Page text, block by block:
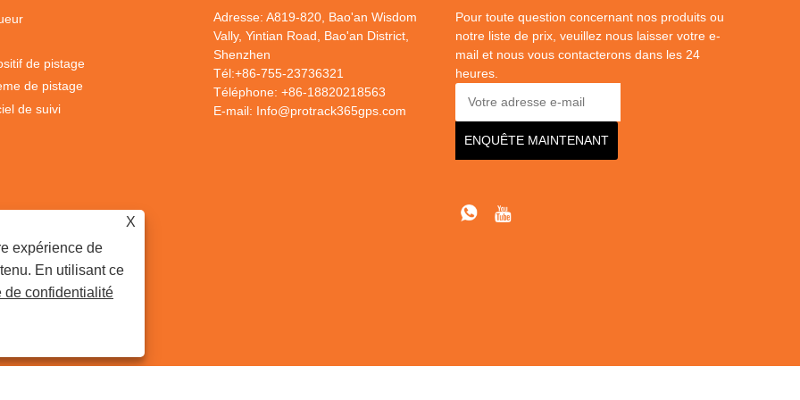
de pistage
de pistage
de suivi
Adresse: A819-820, Bao'an Wisdom
Vally, Yintian Road, Bao'an District,
Shenzhen
Tél:+86-755-23736321
Téléphone: +86-18820218563
E-mail: Info@protrack365gps.com
Pour toute question concernant nos produits ou
notre liste de prix, veuillez nous laisser votre e-
mail et nous vous contacterons dans les 24
heures.
X
expérience de
En utilisant ce
de confidentialité